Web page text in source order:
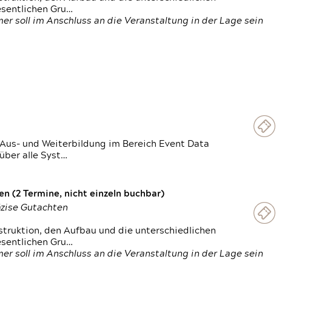
Gru…
soll im Anschluss an die Veranstaltung in der Lage sein
und Weiterbildung im Bereich Event Data
alle Syst…
(2 Termine, nicht einzeln buchbar)
Gutachten
den Aufbau und die unterschiedlichen
Gru…
soll im Anschluss an die Veranstaltung in der Lage sein